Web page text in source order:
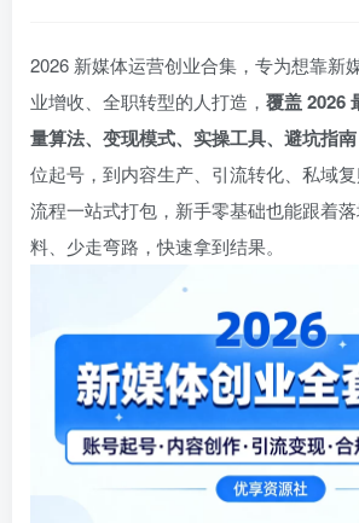
2026 新媒体运营创业合集，专为想靠新
业增收、全职转型的人打造， 覆盖 2026
量算法、变现模式、实操工具、避坑指南
位起号，到内容生产、引流转化、私域
流程一站式打包，新手零基础也能跟着
料、少走弯路，快速拿到结果。
登录
用户名或邮箱
登录
社交账号登录